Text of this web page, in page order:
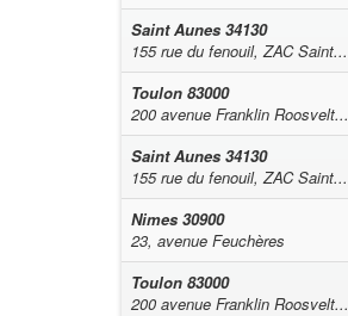
Saint Aunes 34130
155 rue du fenouil, ZAC Saint...
Toulon 83000
200 avenue Franklin Roosvelt...
Saint Aunes 34130
155 rue du fenouil, ZAC Saint...
Nimes 30900
23, avenue Feuchères
Toulon 83000
200 avenue Franklin Roosvelt...